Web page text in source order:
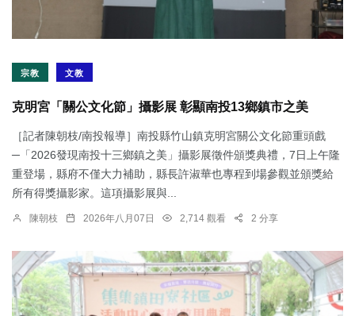
宗教 文教
克明宮「關公文化節」攝影展 彰顯南投13鄉鎮市之美
［記者陳朝枝/南投報導］南投縣竹山鎮克明宮關公文化節重頭戲
─「2026發現南投十三鄉鎮之美」攝影展徵件頒獎典禮，7日上午隆
重登場，縣府不僅大力補助，縣長許淑華也專程到場參觀並頒獎給
所有得獎攝影家。這項攝影展與...
陳朝枝 2026年八月07日 2,714 觀看 2 分享